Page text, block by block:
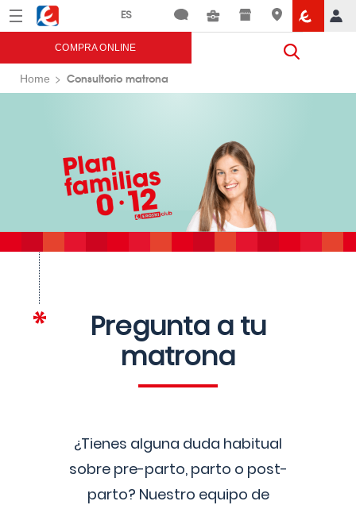
Menú Eroski
COMPRA ONLINE
Home Consultorio matrona
Pregunta a tu
matrona
¿Tienes alguna duda habitual
sobre pre-parto, parto o post-
parto? Nuestro equipo de